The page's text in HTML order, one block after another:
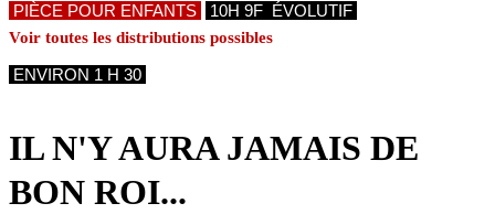
LES ANNONCES
LE CLUB
PIÈCE POUR ENFANTS 10H 9F ÉVOLUTIF
Voir toutes les distributions possibles
ENVIRON 1 H 30
IL N'Y AURA JAMAIS DE
BON ROI...